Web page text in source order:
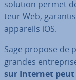
solution permet
teur Web,
appareils iOS.
Sage propose de
grandes
sur Internet peut